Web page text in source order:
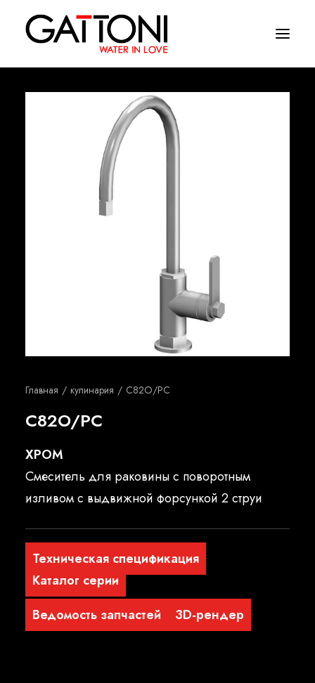
Oружающая среда
Главная кулинария C82O/PC
C82O/PC
ХРОМ
Смеситель для раковины с поворотным
изливом с выдвижной форсункой 2 струи
Техническая спецификация
Каталог серии
Ведомость запчастей
3D-рендер